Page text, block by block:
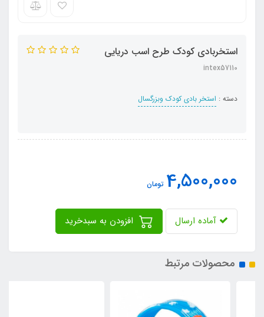
استخربادی کودک طرح اسب دریایی
intex57110
دسته : استخر بادی کودک وبزرگسال
4,500,000 تومان
آماده ارسال
محصولات مرتبط